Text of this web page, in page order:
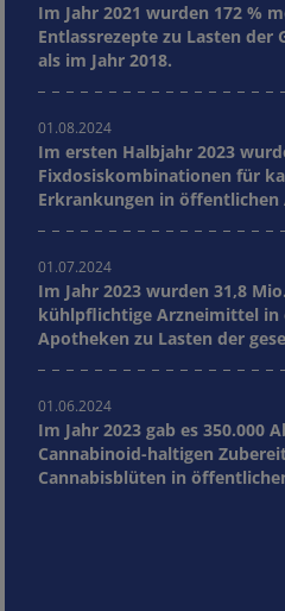
Im Jahr 2021 wurden 172 %
Entlassrezepte zu Lasten der
als im Jahr 2018.
01.08.2024
Im ersten Halbjahr 2023
Fixdosiskombinationen für
Erkrankungen in öffentlichen
01.07.2024
Im Jahr 2023 wurden 31,8
kühlpflichtige Arzneimittel in
Apotheken zu Lasten der
01.06.2024
Im Jahr 2023 gab es 350.000
Cannabinoid-haltigen
Cannabisblüten in